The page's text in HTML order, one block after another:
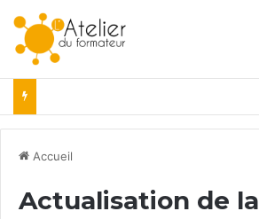
Accueil
Actualisation de la